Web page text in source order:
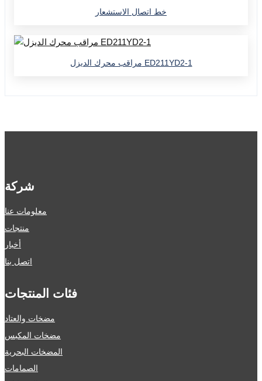
خط اتصال الاستشعار
مراقب محرك الديزل ED211YD2-1
شركة
معلومات عنا
منتجات
أخبار
اتصل بنا
فئات المنتجات
مضخات والعتاد
مضخات المكبس
المضخات البحرية
الصمامات